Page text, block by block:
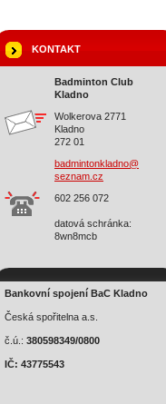
KONTAKT
Badminton Club
Kladno
Wolkerova 2771
Kladno
272 01
badmintonkladno@
seznam.cz
602 256 072
datová schránka:
8wn8mcb
Bankovní spojení BaC Kladno
Česká spořitelna a.s.
č.ú.: 380598349/0800
IČ: 43775543